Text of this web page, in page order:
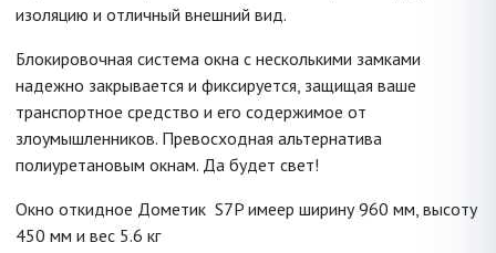
изоляцию и отличный внешний вид.
Блокировочная система окна с несколькими замками
надежно закрывается и фиксируется, защищая ваше
транспортное средство и его содержимое от
злоумышленников. Превосходная альтернатива
полиуретановым окнам. Да будет свет!
Окно откидное Дометик S7P имеер ширину 960 мм, высоту
450 мм и вес 5.6 кг